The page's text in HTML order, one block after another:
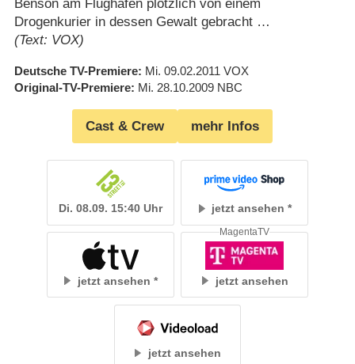
Benson am Flughafen plötzlich von einem
Drogenkurier in dessen Gewalt gebracht …
(Text: VOX)
Deutsche TV-Premiere Mi. 09.02.2011 VOX
Original-TV-Premiere Mi. 28.10.2009 NBC
Cast & Crew mehr Infos
Di. 08.09. 15:40 Uhr jetzt ansehen
jetzt ansehen jetzt ansehen
MagentaTV
jetzt ansehen